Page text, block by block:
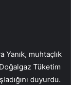
Yanık, muhtaçlık
Tüketim
duyurdu.